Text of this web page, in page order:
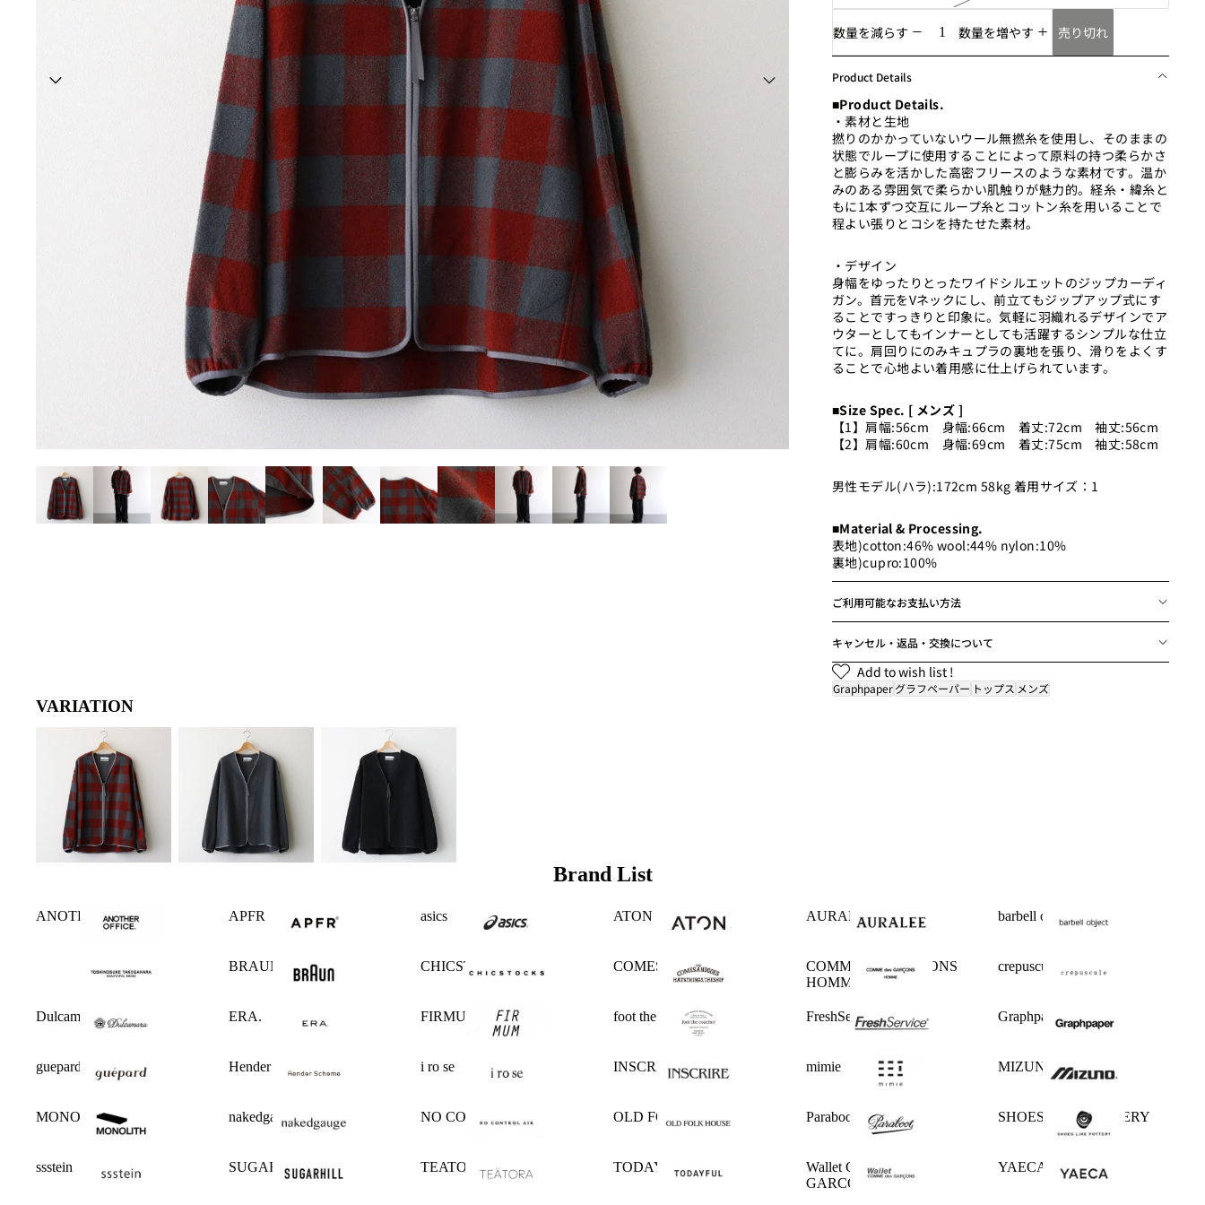
数量を減らす 数量を増やす 売り切れ
Product Details
■Product Details.
・素材と生地
撚りのかかっていないウール無撚糸を使用し、そのままの
状態でループに使用することによって原料の持つ柔らかさ
と膨らみを活かした高密フリースのような素材です。温か
みのある雰囲気で柔らかい肌触りが魅力的。経糸・緯糸と
もに1本ずつ交互にループ糸とコットン糸を用いることで
程よい張りとコシを持たせた素材。
・デザイン
身幅をゆったりとったワイドシルエットのジップカーディ
ガン。首元をVネックにし、前立てもジップアップ式にす
ることですっきりと印象に。気軽に羽織れるデザインでア
ウターとしてもインナーとしても活躍するシンプルな仕立
てに。肩回りにのみキュプラの裏地を張り、滑りをよくす
ることで心地よい着用感に仕上げられています。
■Size Spec. [ メンズ ]
【1】肩幅:56cm 身幅:66cm 着丈:72cm 袖丈:56cm
【2】肩幅:60cm 身幅:69cm 着丈:75cm 袖丈:58cm
男性モデル(ハラ):172cm 58kg 着用サイズ：1
■Material & Processing.
表地)cotton:46% wool:44% nylon:10%
裏地)cupro:100%
ご利用可能なお支払い方法
キャンセル・返品・交換について
Add to wish list !
Graphpaperグラフペーパー トップス メンズ
VARIATION
Brand List
ANOTHER OFFICE APFR asics ATON AURALEE barbell object
BRAUN CHICSTOCKS COMESANDGOES
COMME des GARCONS
HOMME
crepuscule
Dulcamara ERA. FIRMUM foot the coacher FreshService Graphpaper
guepard Hender Scheme i ro se INSCRIRE mimie MIZUNO
MONOLITH nakedgauge NO CONTROL AIR OLD FOLK HOUSE Paraboot SHOES LIKE POTTERY
ssstein SUGARHILL TEATORA TODAYFUL
Wallet COMME des
GARCONS
YAECA